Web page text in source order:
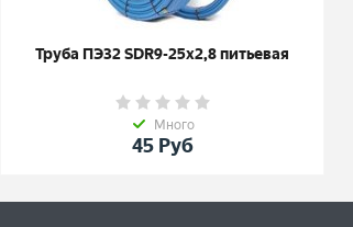
Труба ПЭ32 SDR9-25х2,8 питьевая
Много
45Руб